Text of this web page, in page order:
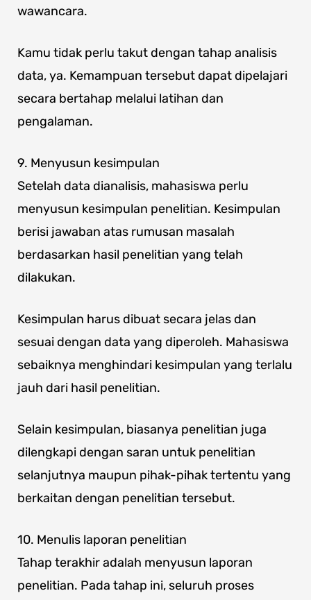
wawancara.
Kamu tidak perlu takut dengan tahap analisis
data, ya. Kemampuan tersebut dapat dipelajari
secara bertahap melalui latihan dan
pengalaman.
9. Menyusun kesimpulan
Setelah data dianalisis, mahasiswa perlu
menyusun kesimpulan penelitian. Kesimpulan
berisi jawaban atas rumusan masalah
berdasarkan hasil penelitian yang telah
dilakukan.
Kesimpulan harus dibuat secara jelas dan
sesuai dengan data yang diperoleh. Mahasiswa
sebaiknya menghindari kesimpulan yang terlalu
jauh dari hasil penelitian.
Selain kesimpulan, biasanya penelitian juga
dilengkapi dengan saran untuk penelitian
selanjutnya maupun pihak-pihak tertentu yang
berkaitan dengan penelitian tersebut.
10. Menulis laporan penelitian
Tahap terakhir adalah menyusun laporan
penelitian. Pada tahap ini, seluruh proses